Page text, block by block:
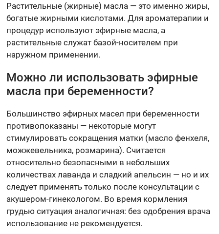
Растительные (жирные) масла — это именно жиры,
богатые жирными кислотами. Для ароматерапии и
процедур используют эфирные масла, а
растительные служат базой-носителем при
наружном применении.
Можно ли использовать эфирные
масла при беременности?
Большинство эфирных масел при беременности
противопоказаны — некоторые могут
стимулировать сокращения матки (масло фенхеля,
можжевельника, розмарина). Считается
относительно безопасными в небольших
количествах лаванда и сладкий апельсин — но и их
следует применять только после консультации с
акушером-гинекологом. Во время кормления
грудью ситуация аналогичная: без одобрения врача
использование не рекомендуется.